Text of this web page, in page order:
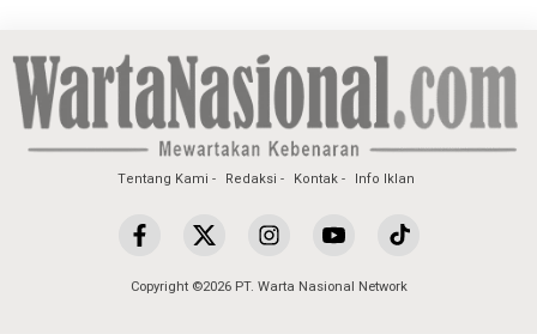
Tentang Kami Redaksi Kontak Info Iklan
Copyright ©2026 PT. Warta Nasional Network